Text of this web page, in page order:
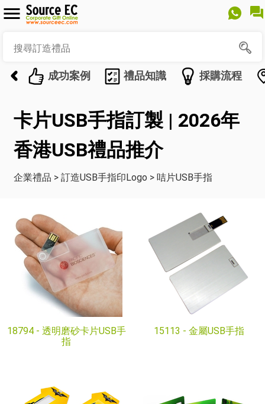
成功案例 禮品知識 採購流程
卡片USB手指訂製 | 2026年
香港USB禮品推介
企業禮品 > 訂造USB手指印Logo > 咭片USB手指
18794 - 透明磨砂卡片USB手
指
15113 - 金屬USB手指